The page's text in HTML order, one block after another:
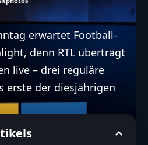
erwartet Football-
denn RTL überträgt
live – drei reguläre
erste der diesjährigen